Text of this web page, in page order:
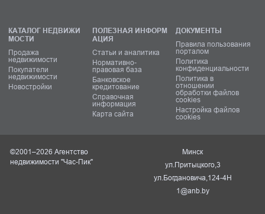
КАТАЛОГ НЕДВИЖИ
МОСТИ
Продажа
недвижимости
Покупатели
недвижимости
Новостройки
ПОЛЕЗНАЯ ИНФОРМ
АЦИЯ
Статьи и аналитика
Нормативно-
правовая база
Банковское
кредитование
Справочная
информация
Карта сайта
ДОКУМЕНТЫ
Правила пользования
порталом
Политика
конфиденциальности
Политика в
отношении
обработки файлов
cookies
Настройка файлов
cookies
©2001–2026 Агентство
недвижимости "Час-Пик"
Минск
ул.Притыцкого,3
ул.Богдановича,124-4Н
1@anb.by